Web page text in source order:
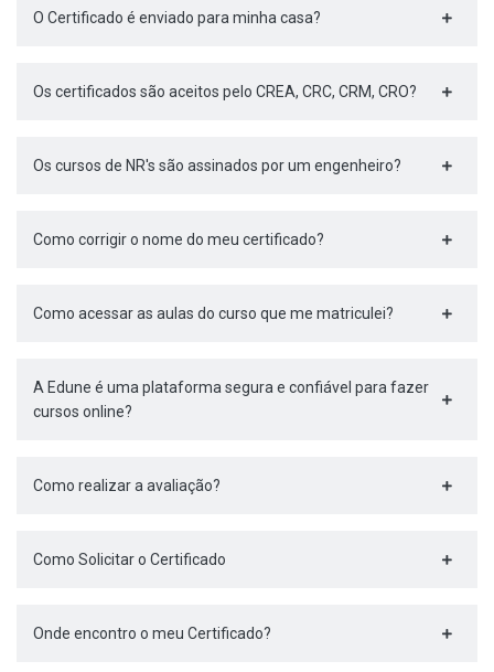
O Certificado é enviado para minha casa?
Os certificados são aceitos pelo CREA, CRC, CRM, CRO?
Os cursos de NR's são assinados por um engenheiro?
Como corrigir o nome do meu certificado?
Como acessar as aulas do curso que me matriculei?
A Edune é uma plataforma segura e confiável para fazer
cursos online?
Como realizar a avaliação?
Como Solicitar o Certificado
Onde encontro o meu Certificado?